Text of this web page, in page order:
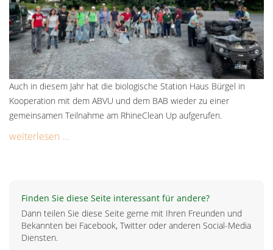
Auch in diesem Jahr hat die biologische Station Haus Bürgel in
Kooperation mit dem ABVU und dem BAB wieder zu einer
gemeinsamen Teilnahme am RhineClean Up aufgerufen.
weiterlesen …
Finden Sie diese Seite interessant für andere?
Dann teilen Sie diese Seite gerne mit Ihren Freunden und
Bekannten bei Facebook, Twitter oder anderen Social-Media
Diensten.